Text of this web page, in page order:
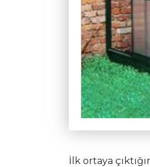
İlk ortaya